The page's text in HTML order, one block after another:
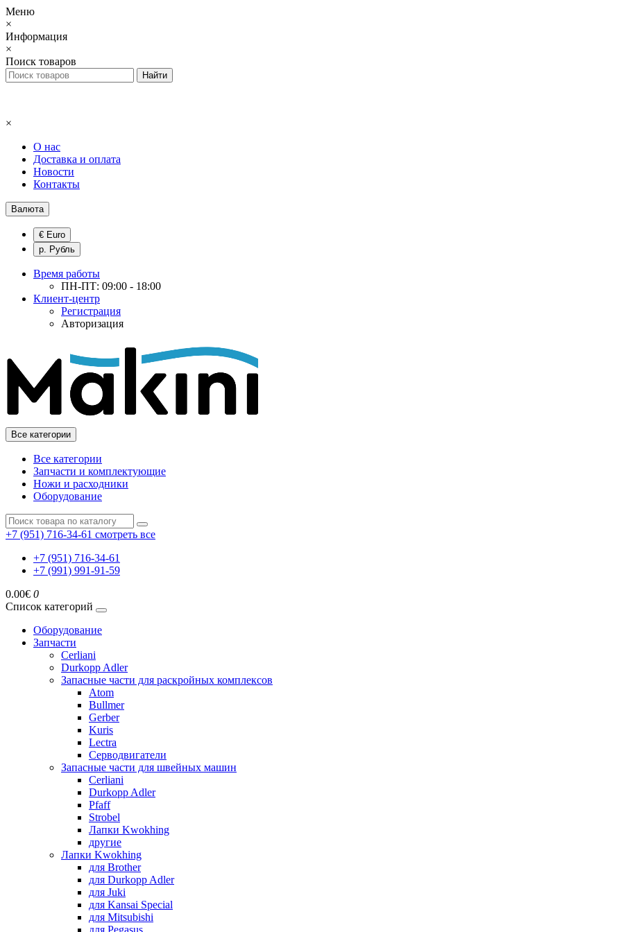
Меню
×
Информация
×
Поиск товаров
×
О нас
Доставка и оплата
Новости
Контакты
Валюта
€ Euro
р. Рубль
Время работы
ПН-ПТ: 09:00 - 18:00
Клиент-центр
Регистрация
Авторизация
Все категории
Все категории
Запчасти и комплектующие
Ножи и расходники
Оборудование
+7 (951) 716-34-61 смотреть все
+7 (951) 716-34-61
+7 (991) 991-91-59
0.00€ 0
Список категорий
Оборудование
Запчасти
Cerliani
Durkopp Adler
Запасные части для раскройных комплексов
Atom
Bullmer
Gerber
Kuris
Lectra
Серводвигатели
Запасные части для швейных машин
Cerliani
Durkopp Adler
Pfaff
Strobel
Лапки Kwokhing
другие
Лапки Kwokhing
для Brother
для Durkopp Adler
для Juki
для Kansai Special
для Mitsubishi
для Pegasus